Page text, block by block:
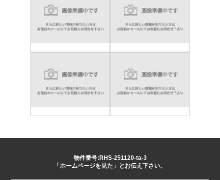
物件番号:RHS-251120-ta-3
「ホームページを見た」とお伝え下さい。